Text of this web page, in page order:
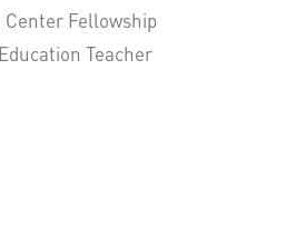
Fellowship
Teacher